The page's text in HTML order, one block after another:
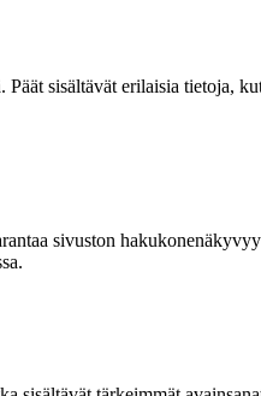
sisältävät erilaisia tietoja,
sivuston